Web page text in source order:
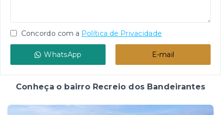
Concordo com a Política de Privacidade
WhatsApp E-mail
Conheça o bairro Recreio dos Bandeirantes